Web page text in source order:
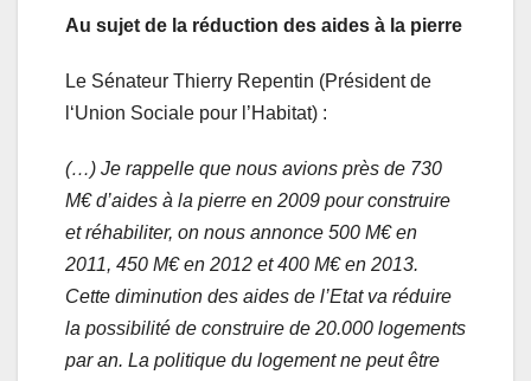
Au sujet de la réduction des aides à la pierre
Le Sénateur Thierry Repentin (Président de
l‘Union Sociale pour l’Habitat) :
(…) Je rappelle que nous avions près de 730
M€ d’aides à la pierre en 2009 pour construire
et réhabiliter, on nous annonce 500 M€ en
2011, 450 M€ en 2012 et 400 M€ en 2013.
Cette diminution des aides de l’Etat va réduire
la possibilité de construire de 20.000 logements
par an. La politique du logement ne peut être